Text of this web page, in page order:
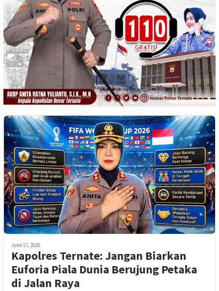
June 17, 2026
Kapolres Ternate: Jangan Biarkan
Euforia Piala Dunia Berujung Petaka
di Jalan Raya